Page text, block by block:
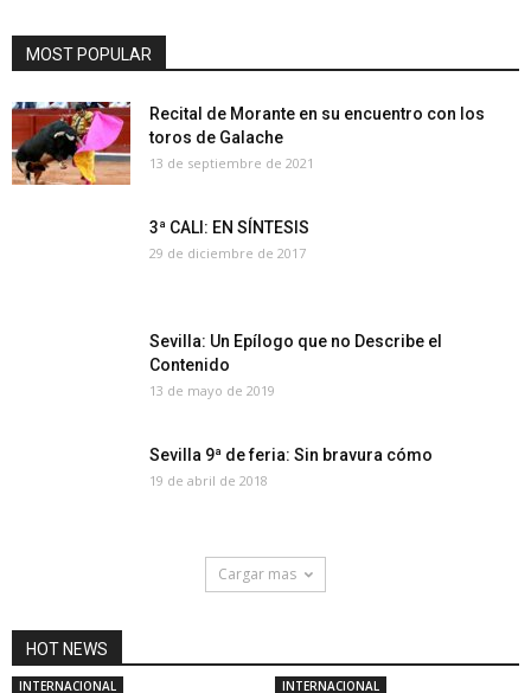
MOST POPULAR
Recital de Morante en su encuentro con los
toros de Galache
13 de septiembre de 2021
3ª CALI: EN SÍNTESIS
29 de diciembre de 2017
Sevilla: Un Epílogo que no Describe el
Contenido
13 de mayo de 2019
Sevilla 9ª de feria: Sin bravura cómo
19 de abril de 2018
Cargar mas
HOT NEWS
INTERNACIONAL INTERNACIONAL